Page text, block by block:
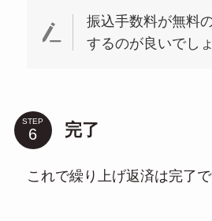
振込手数料が無料
するのが良いでしょ
STEP 完了
これで繰り上げ返済は完了で